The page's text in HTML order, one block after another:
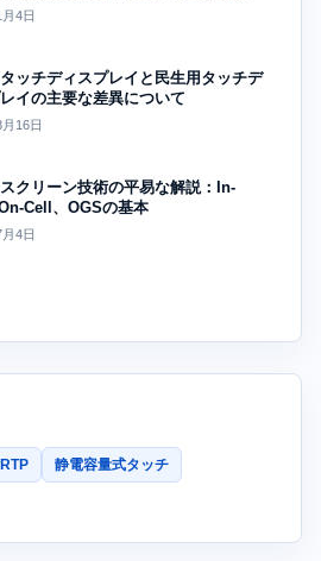
4日
ッチディスプレイと民生用タッチデ
イの主要な差異について
16日
クリーン技術の平易な解説：In-
Cell、OGSの基本
4日
静電容量式タッチ